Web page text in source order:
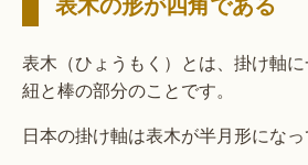
表木（ひょうもく）とは、掛け軸
紐と棒の部分のことです。
日本の掛け軸は表木が半月形になっ